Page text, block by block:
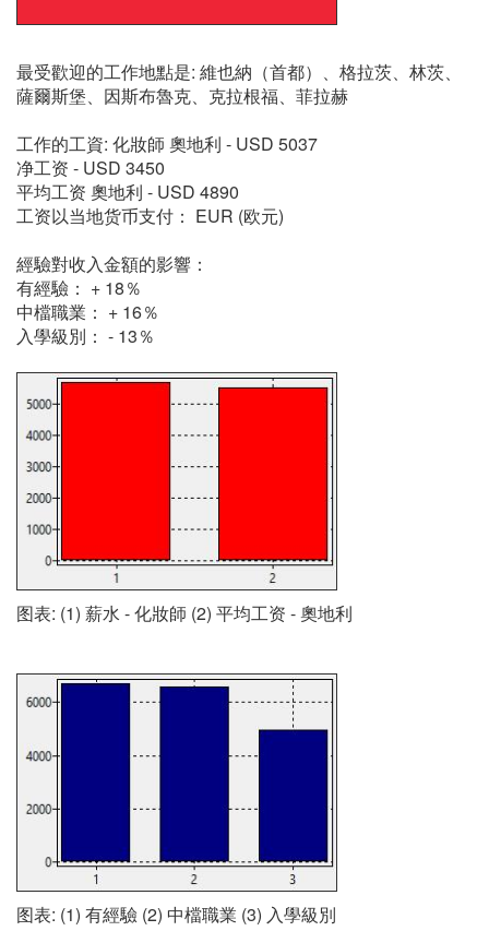
最受歡迎的工作地點是: 維也納（首都）、格拉茨、林茨、
薩爾斯堡、因斯布魯克、克拉根福、菲拉赫
工作的工資: 化妝師 奧地利 - USD 5037
净工资 - USD 3450
平均工资 奧地利 - USD 4890
工资以当地货币支付： EUR (欧元)
經驗對收入金額的影響：
有經驗： + 18％
中檔職業： + 16％
入學級別： - 13％
图表: (1) 薪水 - 化妝師 (2) 平均工资 - 奧地利
图表: (1) 有經驗 (2) 中檔職業 (3) 入學級別